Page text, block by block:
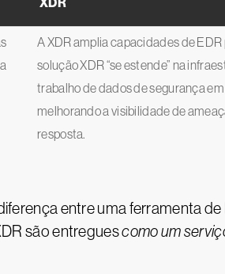
A XDR amplia capacidades de
solução XDR “se estende” na
trabalho de dados de segurança
melhorando a visibilidade de
resposta.
entre uma ferramenta
são entreguescomo um